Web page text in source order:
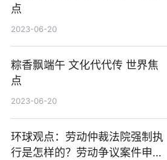
点
2023-06-20
粽香飘端午 文化代代传 世界焦
点
2023-06-20
环球观点：劳动仲裁法院强制执
行是怎样的？劳动争议案件申请